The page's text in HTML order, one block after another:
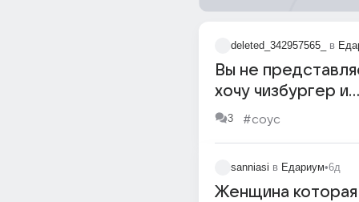
deleted_342957565_ в
Вы не
хочу чизбургер и
картошечку фри
3 #соус
sanniasi в Едариум•6д
Женщина которая